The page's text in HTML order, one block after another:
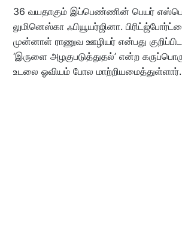
36 வயதாகும் இப்பெண்ணின் பெயர்
லுமினெஸ்கா ஃபியூயர்ஜினா.
முன்னாள் ராணுவ ஊழியர் என்பது
‘இருளை அழகுபடுத்துதல்’ என்ற
உடலை ஓவியம் போல மாற்றியமைத்துள்ளார்.